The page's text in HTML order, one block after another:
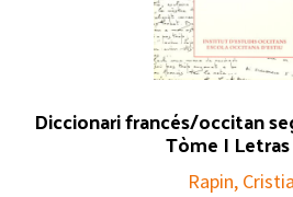
Diccionari francés/occitan
Tòme I
Rapin,